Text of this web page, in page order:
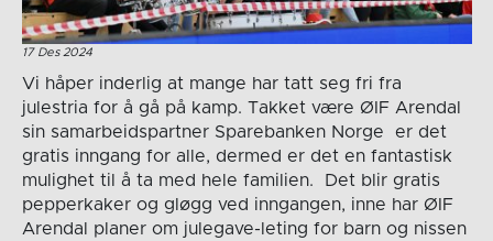
17 Des 2024
Vi håper inderlig at mange har tatt seg fri fra
julestria for å gå på kamp. Takket være ØIF Arendal
sin samarbeidspartner Sparebanken Norge er det
gratis inngang for alle, dermed er det en fantastisk
mulighet til å ta med hele familien. Det blir gratis
pepperkaker og gløgg ved inngangen, inne har ØIF
Arendal planer om julegave-leting for barn og nissen